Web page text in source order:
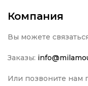
Компания
Вы можете
Заказы:
Или позвоните нам